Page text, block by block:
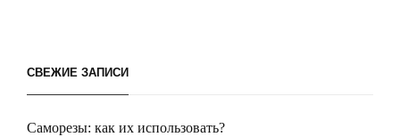
СВЕЖИЕ ЗАПИСИ
Саморезы: как их использовать?